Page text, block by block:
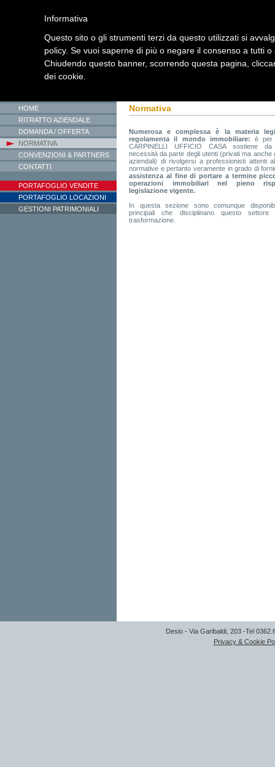
HOME
RITRATTO AZIENDALE
DOMANDA / OFFERTA
NORMATIVA
CONVENZIONI & PARTNERS
CONTATTI
PORTAFOGLIO VENDITE
PORTAFOGLIO LOCAZIONI
GESTIONI PATRIMONIALI
Normativa
Numerosa e complessa è la materia
regolamenta il mondo immobiliare: è per
CARPINELLI UFFICIO CASA sostiene
necessità da parte degli utenti (privati ma anche
aziendali) di rivolgersi a professionisti attenti
normative e pertanto veramente in grado di
assistenza al fine di portare a termine
operazioni immobiliari nel pieno
legislazione vigente.
In questa sezione sono comunque
principali che disciplinano questo settore
trasformazione.
Desio - Via Garibaldi, 203 -Tel
Privacy & Cookie
Informativa
Questo sito o gli strumenti terzi da questo utilizzati si
policy. Se vuoi saperne di più o negare il consenso a tutti
Chiudendo questo banner, scorrendo questa pagina,
dei cookie.